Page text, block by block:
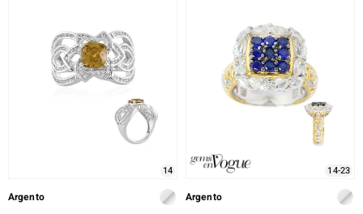
14
Argento
14-23
Argento